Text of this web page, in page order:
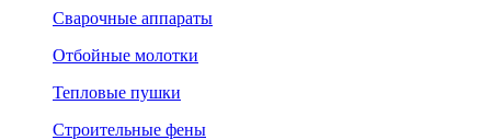
Сварочные аппараты
Отбойные молотки
Тепловые пушки
Строительные фены